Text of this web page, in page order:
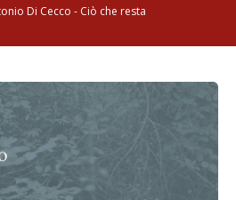
Di Cecco - Ciò che resta